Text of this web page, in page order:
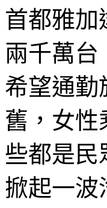
首都雅加
兩千萬台
希望通勤
舊，女性
些都是民
掀起一波